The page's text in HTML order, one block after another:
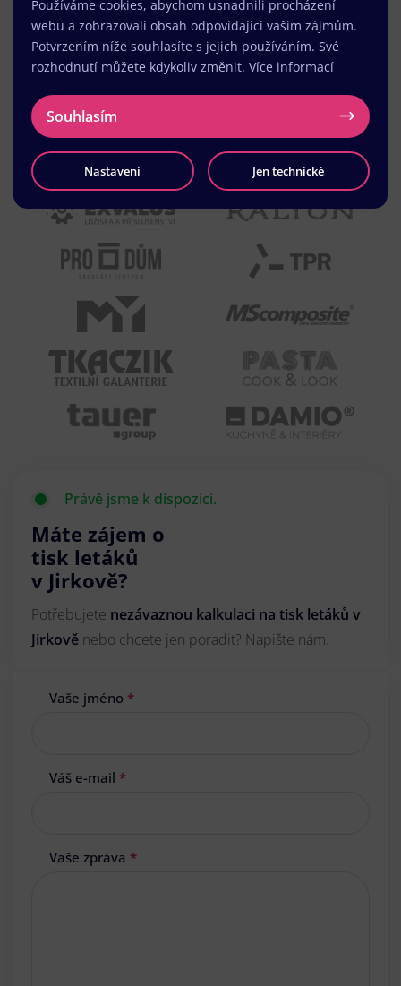
Právě jsme k dispozici.
Máte zájem o
tisk letáků
v Jirkově?
Potřebujete nezávaznou kalkulaci na tisk letáků v
Jirkově nebo chcete jen poradit? Napište nám.
Vaše jméno *
Váš e-mail *
Vaše zpráva *
Používáme cookies, abychom usnadnili procházení
webu a zobrazovali obsah odpovídající vašim zájmům.
Potvrzením níže souhlasíte s jejich používáním. Své
rozhodnutí můžete kdykoliv změnit. Více informací
Souhlasím
Nastavení Jen technické